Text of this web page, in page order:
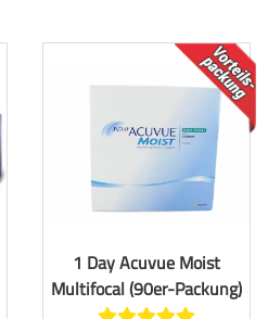
TOP
1 Day Acuvue Moist
Multifocal (90er-Packung)